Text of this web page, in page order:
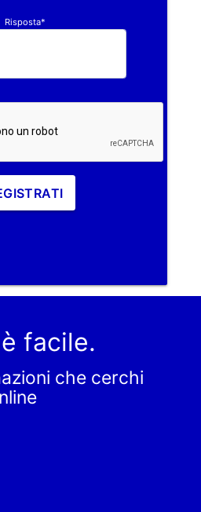
Risposta*
facile.
che cerchi